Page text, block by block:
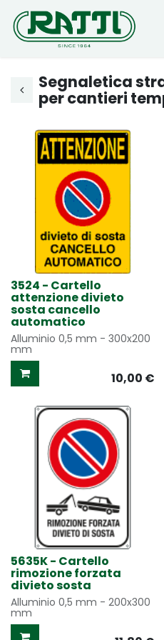
Segnaletica
per cantieri
3524 - Cartello
attenzione divieto
sosta cancello
automatico
Alluminio 0,5 mm - 300x200
mm
10,00 €
5635K - Cartello
rimozione forzata
divieto sosta
Alluminio 0,5 mm - 200x300
mm